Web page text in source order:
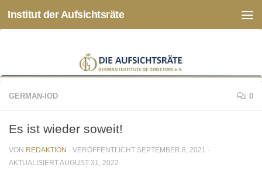
Zum Inhalt springen
Institut der Aufsichtsräte
GERMAN-IOD 0
Es ist wieder soweit!
VON REDAKTION · VERÖFFENTLICHT SEPTEMBER 8, 2021 ·
AKTUALISIERTAUGUST 31, 2022